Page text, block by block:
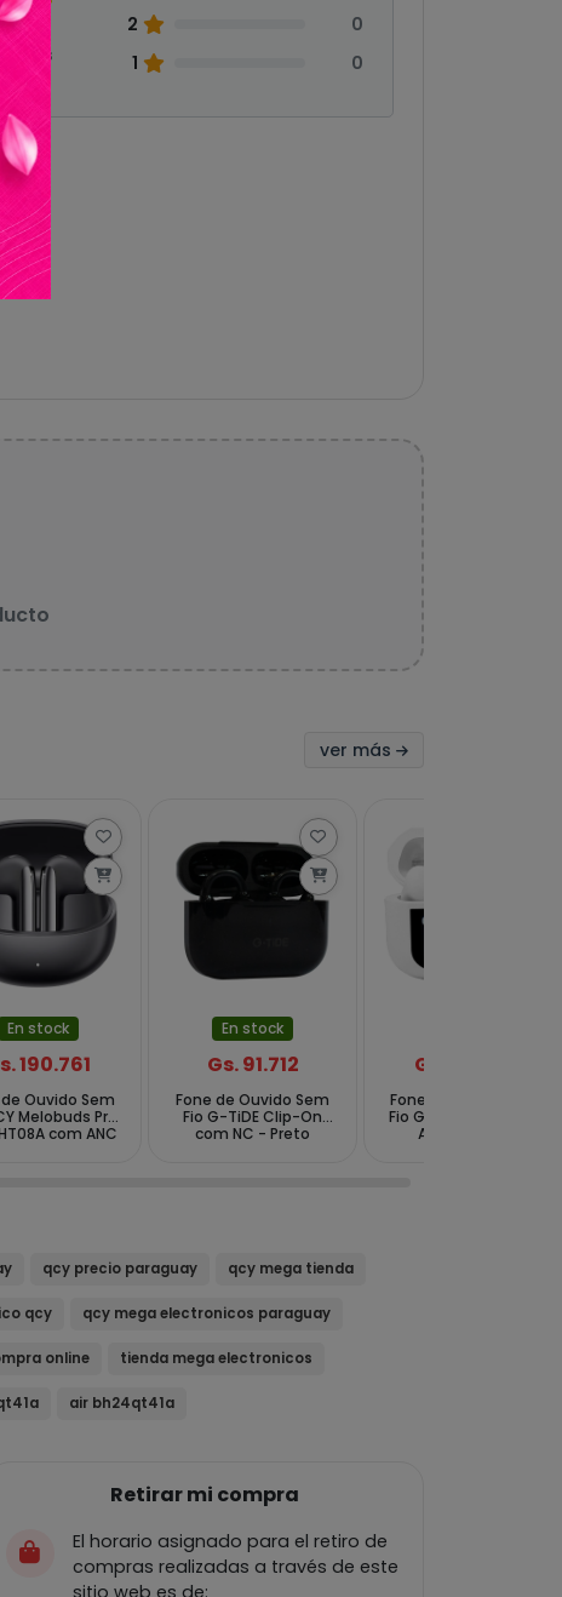
2
0
1
0
ver más
En stock
190.761
Ouvido Sem
Melobuds Pro
com ANC
En stock
Gs. 91.712
Fone de Ouvido Sem
Fio G-TiDE Clip-On
com NC - Preto
Gs. 110.055
Fone de Ouvido Sem
Fio G-TiDE DWS1 com
ANC - Branco
qcy precio paraguay qcy mega tienda
qcy qcy mega electronicos paraguay
online tienda mega electronicos
air bh24qt41a
Retirar mi compra
El horario asignado para el retiro de
compras realizadas a través de este
sitio web es de: